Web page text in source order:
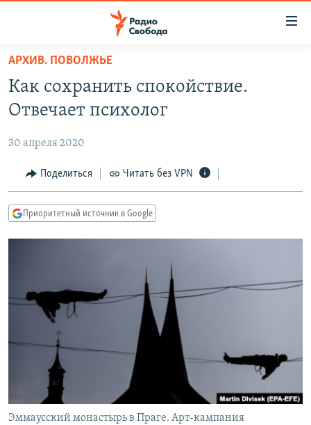
упрощенного
доступа
Вернуться
основному
Вернутся
главной
навигации
Вернутся
ПОДКАСТЫ
ЦИТАТЫ СВОБОДЫ
МНЕНИЯ
IDEL.РЕАЛИИ
СИБИРЬ.РЕАЛИИ
РАСПИСАНИЕ ВЕЩАНИЯ
ПОДПИШИТЕСЬ НА РАССЫЛКУ
СОЦИАЛЬНЫЕ СЕТИ
АРХИВ. ПОВОЛЖЬЕ
Как сохранить спокойствие.
Отвечает психолог
30 апреля 2020
Поделиться Читать без VPN
Приоритетный источник в Google
Эммаусский монастырь в Праге. Арт-кампания